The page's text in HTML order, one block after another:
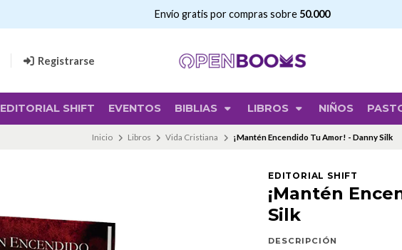
Registrarse
EDITORIAL SHIFT EVENTOS BIBLIAS LIBROS NIÑOS
Envío gratis por compras sobre 50.000
Inicio Libros Vida Cristiana ¡Mantén Encendido Tu Amor! - Danny Silk
EDITORIAL SHIFT
¡Mantén
Silk
DESCRIPCIÓN